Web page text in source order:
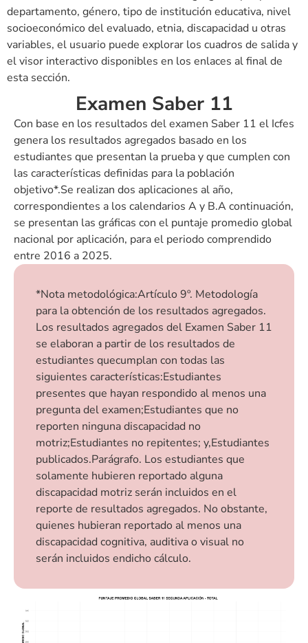
departamento, género, tipo de institución educativa, nivel
socioeconómico del evaluado, etnia, discapacidad u otras
variables, el usuario puede explorar los cuadros de salida y
el visor interactivo disponibles en los enlaces al final de
esta sección.
Examen Saber 11
Con base en los resultados del examen Saber 11 el Icfes
genera los resultados agregados basado en los
estudiantes que presentan la prueba y que cumplen con
las características definidas para la población
objetivo*.Se realizan dos aplicaciones al año,
correspondientes a los calendarios A y B.A continuación,
se presentan las gráficas con el puntaje promedio global
nacional por aplicación, para el periodo comprendido
entre 2016 a 2025.
*Nota metodológica:Artículo 9º. Metodología
para la obtención de los resultados agregados.
Los resultados agregados del Examen Saber 11
se elaboran a partir de los resultados de
estudiantes quecumplan con todas las
siguientes características: Estudiantes
presentes que hayan respondido al menos una
pregunta del examen; Estudiantes que no
reporten ninguna discapacidad no
motriz; Estudiantes no repitentes; y, Estudiantes
publicados.Parágrafo. Los estudiantes que
solamente hubieren reportado alguna
discapacidad motriz serán incluidos en el
reporte de resultados agregados. No obstante,
quienes hubieran reportado al menos una
discapacidad cognitiva, auditiva o visual no
serán incluidos endicho cálculo.